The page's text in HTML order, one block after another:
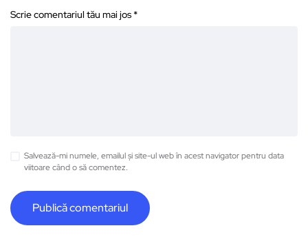
Scrie comentariul tău mai jos *
Salvează-mi numele, emailul și site-ul web în acest navigator pentru data
viitoare când o să comentez.